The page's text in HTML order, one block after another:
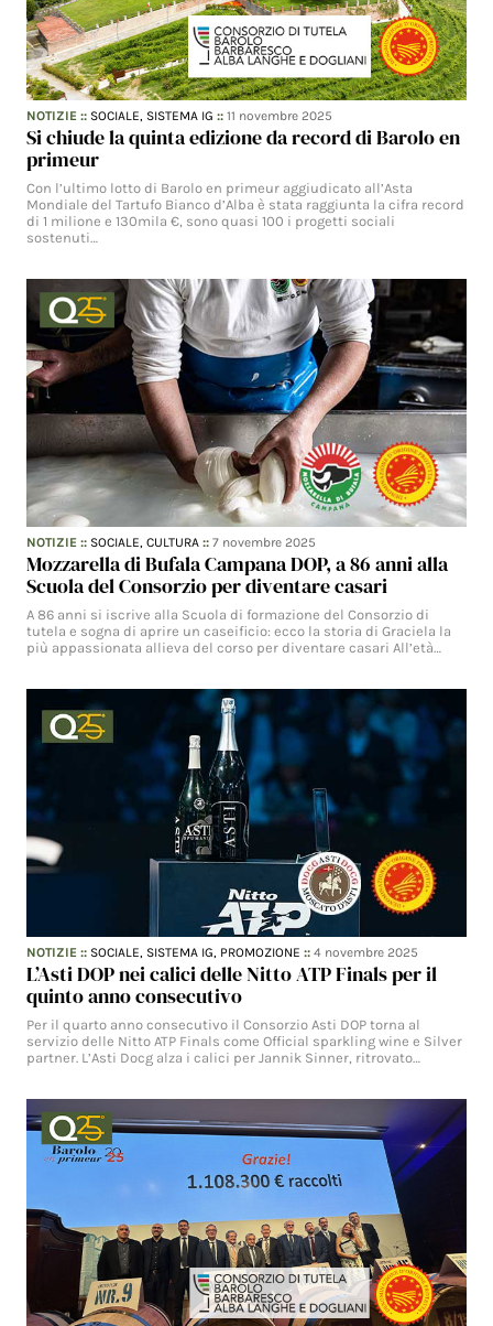
NOTIZIE :: SOCIALE, SISTEMA IG ::11 novembre 2025
Si chiude la quinta edizione da record di Barolo en
primeur
Con l’ultimo lotto di Barolo en primeur aggiudicato all’Asta
Mondiale del Tartufo Bianco d’Alba è stata raggiunta la cifra record
di 1 milione e 130mila €, sono quasi 100 i progetti sociali
sostenuti…
NOTIZIE :: SOCIALE,CULTURA ::7 novembre 2025
Mozzarella di Bufala Campana DOP, a 86 anni alla
Scuola del Consorzio per diventare casari
A 86 anni si iscrive alla Scuola di formazione del Consorzio di
tutela e sogna di aprire un caseificio: ecco la storia di Graciela la
più appassionata allieva del corso per diventare casari All’età…
NOTIZIE :: SOCIALE, SISTEMA IG, PROMOZIONE ::4 novembre 2025
L’Asti DOP nei calici delle Nitto ATP Finals per il
quinto anno consecutivo
Per il quarto anno consecutivo il Consorzio Asti DOP torna al
servizio delle Nitto ATP Finals come Official sparkling wine e Silver
partner. L’Asti Docg alza i calici per Jannik Sinner, ritrovato…